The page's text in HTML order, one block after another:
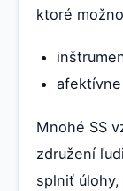
ktoré
Mnohé SS
združení
splniť